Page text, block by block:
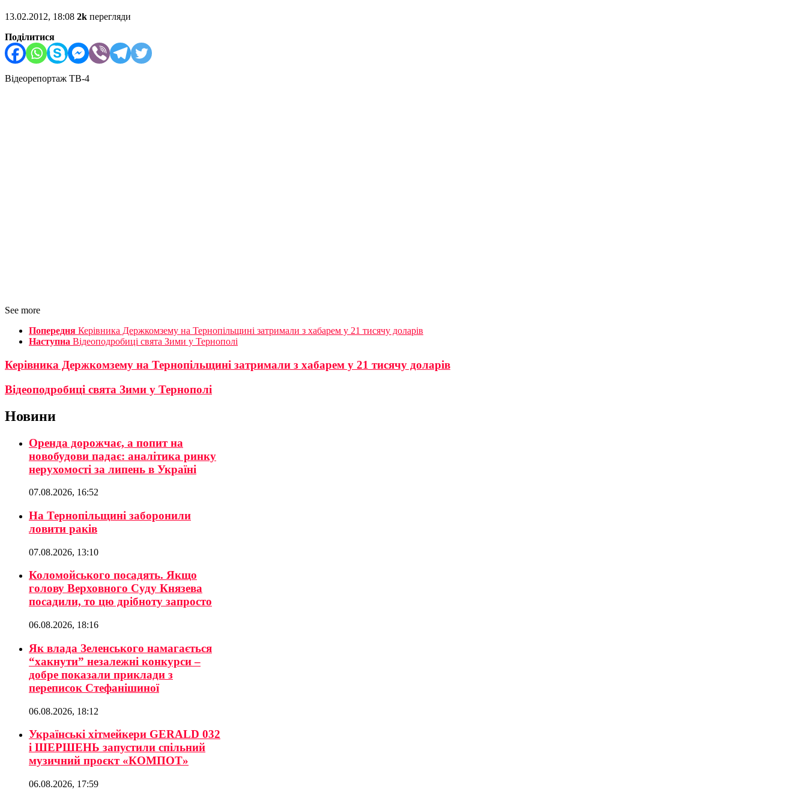
13.02.2012, 18:08 2k перегляди
Поділитися
Відеорепортаж ТВ-4
See more
Попередня Керівника Держкомзему на Тернопільщині затримали з хабарем у 21 тисячу доларів
Наступна Відеоподробиці свята Зими у Тернополі
Керівника Держкомзему на Тернопільщині затримали з хабарем у 21 тисячу доларів
Відеоподробиці свята Зими у Тернополі
Новини
Оренда дорожчає, а попит на
новобудови падає: аналітика ринку
нерухомості за липень в Україні
07.08.2026, 16:52
На Тернопільщині заборонили
ловити раків
07.08.2026, 13:10
Коломойського посадять. Якщо
голову Верховного Суду Князева
посадили, то цю дрібноту запросто
06.08.2026, 18:16
Як влада Зеленського намагається
“хакнути” незалежні конкурси –
добре показали приклади з
переписок Стефанішиної
06.08.2026, 18:12
Українські хітмейкери GERALD 032
і ШЕРШЕНЬ запустили спільний
музичний проєкт «КОМПОТ»
06.08.2026, 17:59